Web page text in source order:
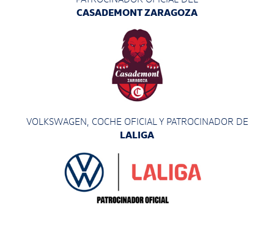
CASADEMONT ZARAGOZA
VOLKSWAGEN, COCHE OFICIAL Y PATROCINADOR DE
LALIGA